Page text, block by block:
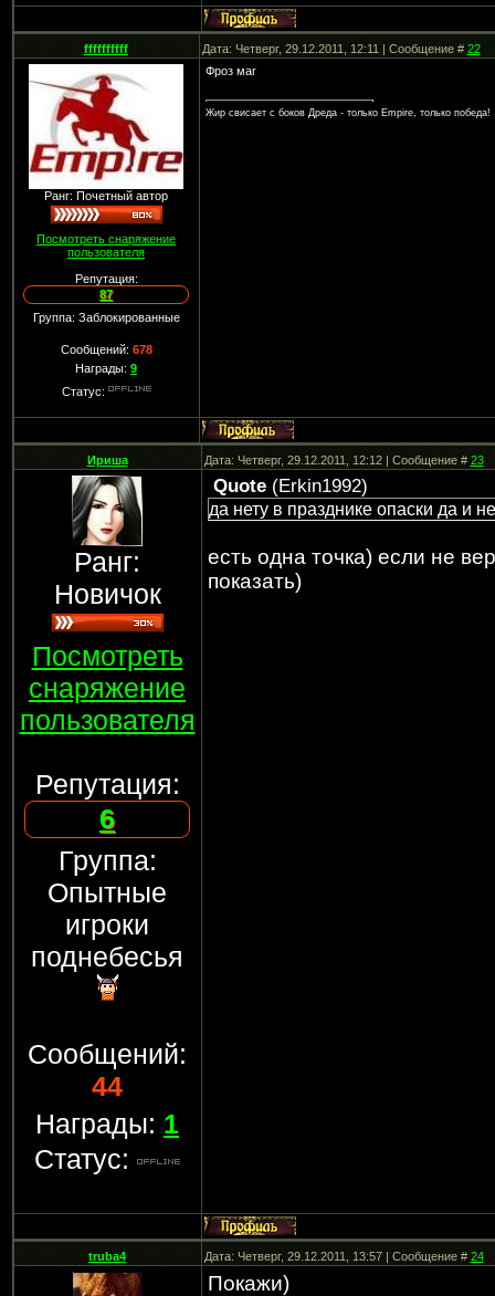
ffffffffff Дата: Четверг, 29.12.2011, 12:11 | Сообщение #22
Ранг: Почетный автор
Посмотреть снаряжение
пользователя
Репутация:
87
Группа: Заблокированные
Сообщений: 678
Награды: 9
Статус:
Фроз маг
Жир свисает с боков Дреда - только Empire, только победа!
Ириша Дата: Четверг, 29.12.2011, 12:12 | Сообщение #23
Ранг:
Новичок
Посмотреть
снаряжение
пользователя
Репутация:
6
Группа:
Опытные
игроки
поднебесья
Сообщений:
44
Награды: 1
Статус:
Quote(Erkin1992)
да нету в празднике опаски да и
есть одна точка) если не
показать)
truba4 Дата: Четверг, 29.12.2011, 13:57 | Сообщение #24
Покажи)